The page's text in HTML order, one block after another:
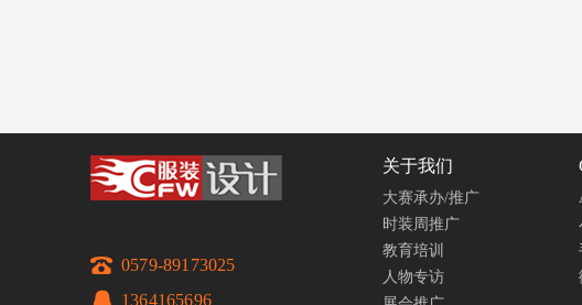
0579-89173025
1364165696
关于我们
大赛承办/推广
时装周推广
教育培训
人物专访